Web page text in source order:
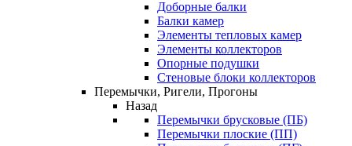
Доборные балки
Балки камер
Элементы тепловых камер
Элементы коллекторов
Опорные подушки
Стеновые блоки коллекторов
Перемычки, Ригели, Прогоны
Назад
Перемычки брусковые (ПБ)
Перемычки плоские (ПП)